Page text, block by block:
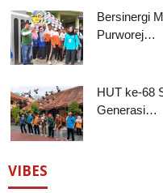
Bersinergi
Purworej…
HUT ke-68
Generasi…
VIBES